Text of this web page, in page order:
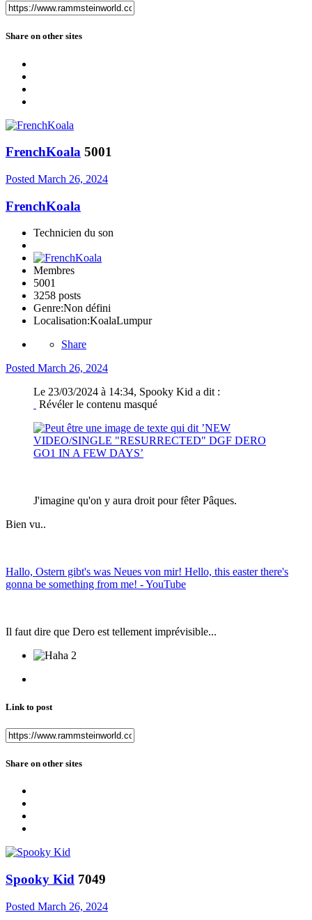
Share on other sites
FrenchKoala 5001
Posted March 26, 2024
FrenchKoala
Technicien du son
Membres
5001
3258 posts
Genre:Non défini
Localisation:KoalaLumpur
Share
Posted March 26, 2024
Le 23/03/2024 à 14:34, Spooky Kid a dit :
Révéler le contenu masqué
J'imagine qu'on y aura droit pour fêter Pâques.
Bien vu..
Hallo, Ostern gibt's was Neues von mir! Hello, this easter there's
gonna be something from me! - YouTube
Il faut dire que Dero est tellement imprévisible...
2
Link to post
Share on other sites
Spooky Kid 7049
Posted March 26, 2024